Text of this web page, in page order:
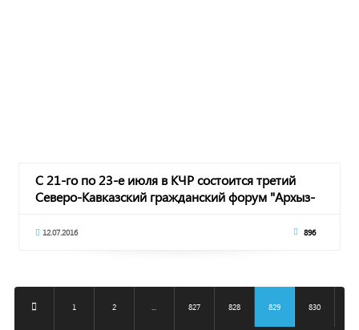
С 21-го по 23-е июля в КЧР состоится третий
Северо-Кавказский гражданский форум "Архыз-
12.07.2016 896
1 2 827 828 829 830